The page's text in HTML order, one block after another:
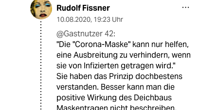
Rudolf Fissner
10.08.2020, 19:23 Uhr
@Gastnutzer 42:
"Die "Corona-Maske" kann nur helfen,
eine Ausbreitung zu verhindern, wenn
sie von Infizierten getragen wird."
Sie haben das Prinzip dochbestens
verstanden. Besser kann man die
positive Wirkung des Deichbaus